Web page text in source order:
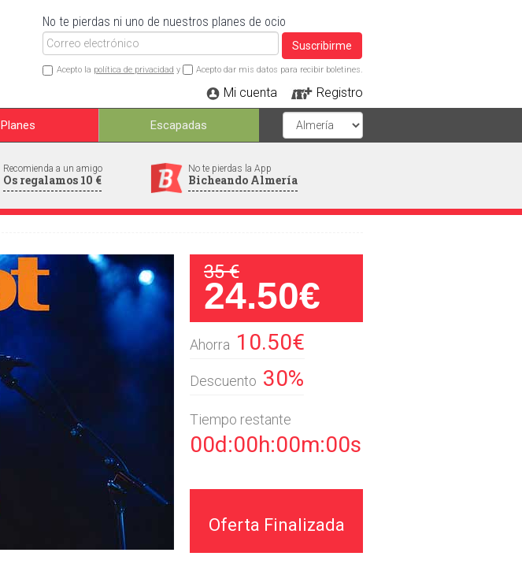
No te pierdas ni uno de nuestros planes de ocio
Suscribirme
Acepto la política de privacidad y Acepto dar mis datos para recibir boletines.
Mi cuenta Registro
Planes Escapadas
Recomienda a un amigo
Os regalamos 10 €
No te pierdas la App
Bicheando Almería
35 €
24.50€
Ahorra 10.50€
Descuento 30%
Tiempo restante
00d:00h:00m:00s
Oferta Finalizada